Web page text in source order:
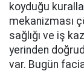
koyduğu
mekanizması
sağlığı ve iş
yerinden
var. Bugün